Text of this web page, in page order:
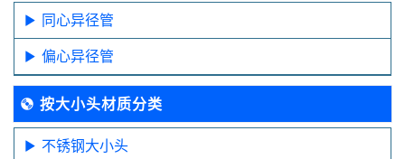
同心异径管
偏心异径管
按大小头材质分类
不锈钢大小头